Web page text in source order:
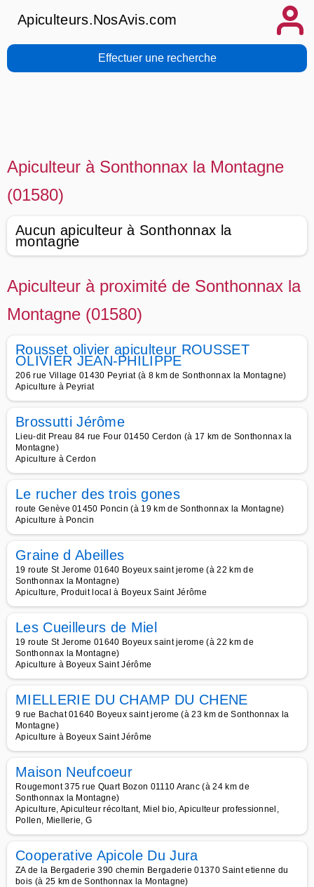
Apiculteurs.NosAvis.com
Effectuer une recherche
Apiculteur à Sonthonnax la Montagne
(01580)
Aucun apiculteur à Sonthonnax la
montagne
Apiculteur à proximité de Sonthonnax la
Montagne (01580)
Rousset olivier apiculteur ROUSSET
OLIVIER JEAN-PHILIPPE
206 rue Village 01430 Peyriat (à 8 km de Sonthonnax la Montagne)
Apiculture à Peyriat
Brossutti Jérôme
Lieu-dit Preau 84 rue Four 01450 Cerdon (à 17 km de Sonthonnax la
Montagne)
Apiculture à Cerdon
Le rucher des trois gones
route Genève 01450 Poncin (à 19 km de Sonthonnax la Montagne)
Apiculture à Poncin
Graine d Abeilles
19 route St Jerome 01640 Boyeux saint jerome (à 22 km de
Sonthonnax la Montagne)
Apiculture, Produit local à Boyeux Saint Jérôme
Les Cueilleurs de Miel
19 route St Jerome 01640 Boyeux saint jerome (à 22 km de
Sonthonnax la Montagne)
Apiculture à Boyeux Saint Jérôme
MIELLERIE DU CHAMP DU CHENE
9 rue Bachat 01640 Boyeux saint jerome (à 23 km de Sonthonnax la
Montagne)
Apiculture à Boyeux Saint Jérôme
Maison Neufcoeur
Rougemont 375 rue Quart Bozon 01110 Aranc (à 24 km de
Sonthonnax la Montagne)
Apiculture, Apiculteur récoltant, Miel bio, Apiculteur professionnel,
Pollen, Miellerie, G
Cooperative Apicole Du Jura
ZA de la Bergaderie 390 chemin Bergaderie 01370 Saint etienne du
bois (à 25 km de Sonthonnax la Montagne)